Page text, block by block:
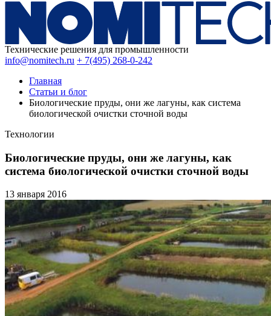
Технические решения для промышленности
info@nomitech.ru + 7(495) 268-0-242
Главная
Статьи и блог
Биологические пруды, они же лагуны, как система
биологической очистки сточной воды
Технологии
Биологические пруды, они же лагуны, как
система биологической очистки сточной воды
13 января 2016